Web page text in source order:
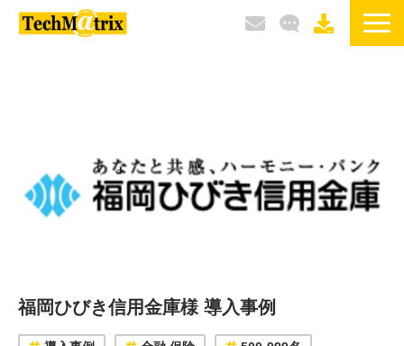
導入事例
福岡ひびき信用金庫様 導入事例